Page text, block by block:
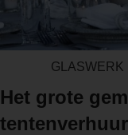
GLASWERK
Het grote